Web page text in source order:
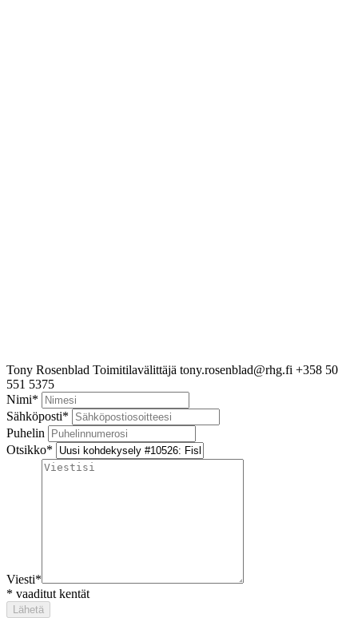
Tony Rosenblad Toimitilavälittäjä tony.rosenblad@rhg.fi +358 50
551 5375
Nimi*
Sähköposti*
Puhelin
Otsikko*
Viesti*
* vaaditut kentät